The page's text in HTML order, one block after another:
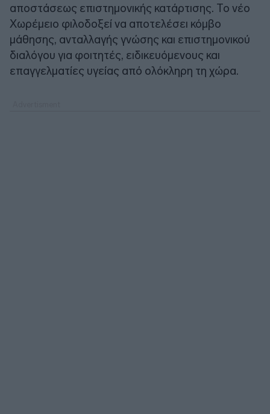
αποστάσεως επιστημονικής κατάρτισης. Το νέο
Χωρέμειο φιλοδοξεί να αποτελέσει κόμβο
μάθησης, ανταλλαγής γνώσης και επιστημονικού
διαλόγου για φοιτητές, ειδικευόμενους και
επαγγελματίες υγείας από ολόκληρη τη χώρα.